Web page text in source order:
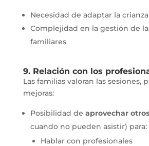
Necesidad de adaptar la crianza
Complejidad en la gestión de
familiares
9. Relación con los
Las familias valoran las sesiones,
mejoras:
Posibilidad de aprovechar
cuando no pueden asistir) para:
Hablar con profesionales